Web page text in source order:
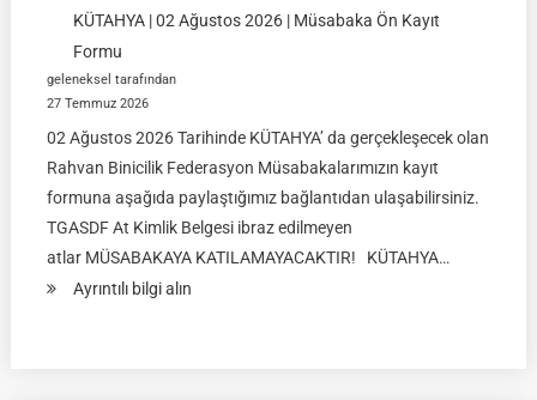
KÜTAHYA | 02 Ağustos 2026 | Müsabaka Ön Kayıt
Formu
geleneksel tarafından
27 Temmuz 2026
02 Ağustos 2026 Tarihinde KÜTAHYA’ da gerçekleşecek olan
Rahvan Binicilik Federasyon Müsabakalarımızın kayıt
formuna aşağıda paylaştığımız bağlantıdan ulaşabilirsiniz.
TGASDF At Kimlik Belgesi ibraz edilmeyen
atlar MÜSABAKAYA KATILAMAYACAKTIR! KÜTAHYA…
Ayrıntılı bilgi alın: